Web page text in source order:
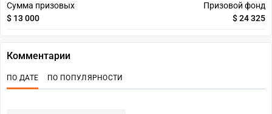
Сумма призовых
$ 13 000
Призовой фонд
$ 24 325
Комментарии
ПО ДАТЕ ПО ПОПУЛЯРНОСТИ